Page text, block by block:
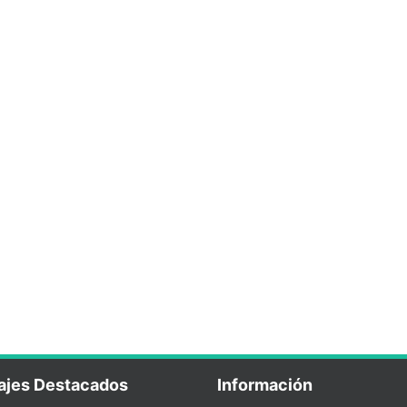
Destacados Información